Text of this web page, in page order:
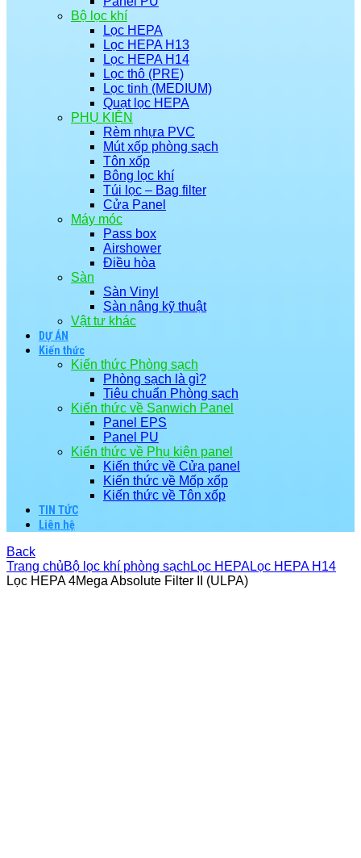
Bộ lọc khí
Lọc HEPA
Lọc HEPA H13
Lọc HEPA H14
Lọc thô (PRE)
Lọc tinh (MEDIUM)
Quạt lọc HEPA
PHỤ KIỆN
Rèm nhựa PVC
Mút xốp phòng sạch
Tôn xốp
Bông lọc khí
Túi lọc – Bag filter
Cửa Panel
Máy móc
Pass box
Airshower
Điều hòa
Sàn
Sàn Vinyl
Sàn nâng kỹ thuật
Vật tư khác
DỰ ÁN
Kiến thức
Kiến thức Phòng sạch
Phòng sạch là gì?
Tiêu chuẩn Phòng sạch
Kiến thức về Sanwich Panel
Panel EPS
Panel PU
Kiến thức về Phụ kiện panel
Kiến thức về Cửa panel
Kiến thức về Mốp xốp
Kiến thức về Tôn xốp
TIN TỨC
Liên hệ
Back
Trang chủBộ lọc khí phòng sạch Lọc HEPALọc HEPA H14
Lọc HEPA 4Mega Absolute Filter II (ULPA)